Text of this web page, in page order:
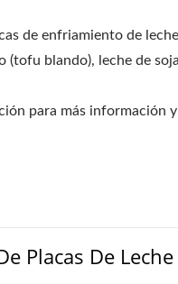
de enfriamiento de
blando), leche de
para más información
Placas De Leche